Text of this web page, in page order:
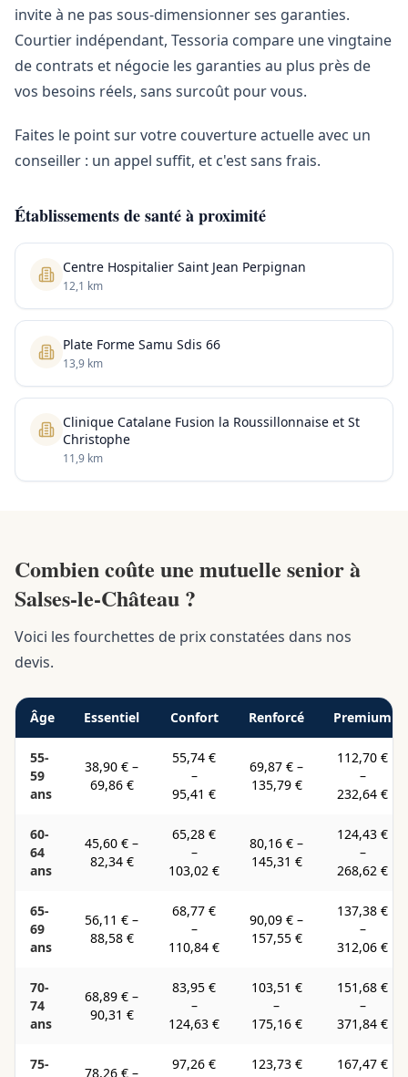
invite à ne pas sous-dimensionner ses garanties.
Courtier indépendant, Tessoria compare une vingtaine
de contrats et négocie les garanties au plus près de
vos besoins réels, sans surcoût pour vous.
Faites le point sur votre couverture actuelle avec un
conseiller : un appel suffit, et c'est sans frais.
Établissements de santé à proximité
Centre Hospitalier Saint Jean Perpignan
12,1 km
Plate Forme Samu Sdis 66
13,9 km
Clinique Catalane Fusion la Roussillonnaise et St
Christophe
11,9 km
Combien coûte une mutuelle senior à
Salses-le-Château ?
Voici les fourchettes de prix constatées dans nos
devis.
Âge Essentiel Confort Renforcé Premium
55-
59
ans
38,90 € –
69,86 €
55,74 €
–
95,41 €
69,87 € –
135,79 €
112,70 €
–
232,64 €
60-
64
ans
45,60 € –
82,34 €
65,28 €
–
103,02 €
80,16 € –
145,31 €
124,43 €
–
268,62 €
65-
69
ans
56,11 € –
88,58 €
68,77 €
–
110,84 €
90,09 € –
157,55 €
137,38 €
–
312,06 €
70-
74
ans
68,89 € –
90,31 €
83,95 €
–
124,63 €
103,51 €
–
175,16 €
151,68 €
–
371,84 €
75-
78,26 € –
97,26 €
123,73 €
167,47 €